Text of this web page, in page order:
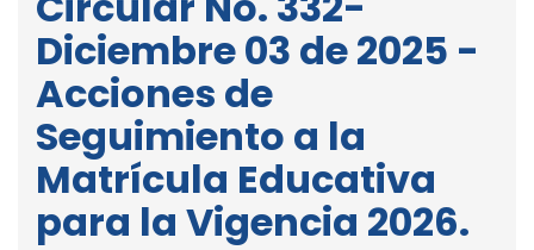
Diciembre 03 de 2025 -
Acciones de
Seguimiento a la
Matrícula Educativa
para la Vigencia 2026.